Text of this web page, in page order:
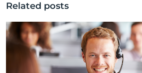
Related posts